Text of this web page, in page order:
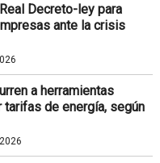
Decreto-ley para
ante la crisis
a herramientas
de energía, según